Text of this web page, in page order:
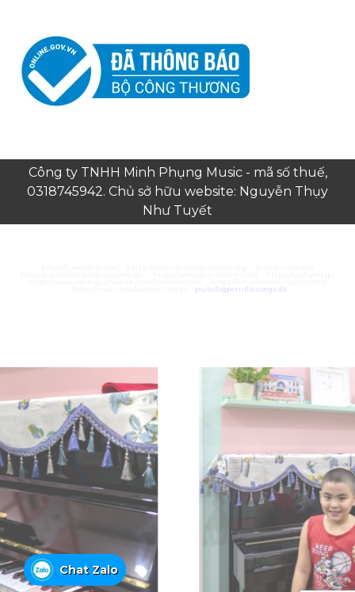
Công ty TNHH Minh Phụng Music - mã số thuế,
0318745942. Chủ sở hữu website: Nguyễn Thụy
Như Tuyết
Chat Zalo
psykologpernillezoega.dk